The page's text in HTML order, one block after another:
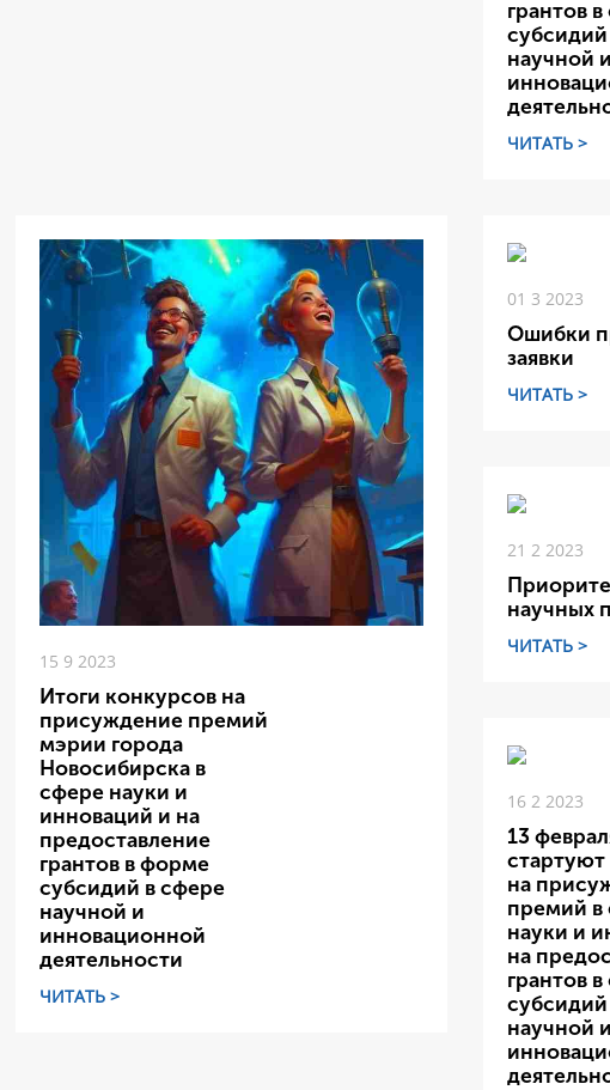
грантов
научной и
ЧИТАТЬ >
15 9 2023
Итоги конкурсов на
присуждение премий
мэрии города
Новосибирска в
сфере науки и
инноваций и на
предоставление
грантов в форме
субсидий в сфере
научной и
инновационной
деятельности
ЧИТАТЬ >
01 3 2023
Ошибки
заявки
ЧИТАТЬ >
21 2 2023
научных
ЧИТАТЬ >
16 2 2023
13
на
премий в
науки и
на
грантов
научной и